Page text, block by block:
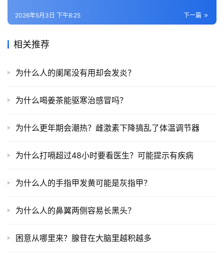
下一篇
2026年5月3日 下午8:25
相关推荐
为什么人的阑尾没有用却会发炎？
为什么喝姜茶能驱寒治感冒吗？
为什么更年期会潮热？雌激素下降搞乱了体温调节器
为什么打嗝超过48小时要看医生？可能提示有疾病
为什么人的手指甲发黄可能是灰指甲？
为什么人的鼻翼两侧容易长黑头？
困意从哪里来？腺苷在大脑里越积越多